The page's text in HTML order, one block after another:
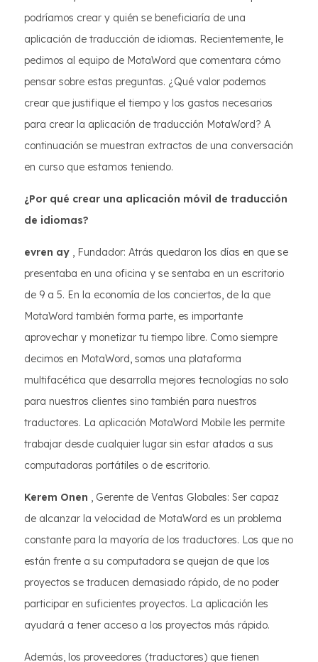
podríamos crear y quién se beneficiaría de una
aplicación de traducción de idiomas. Recientemente, le
pedimos al equipo de MotaWord que comentara cómo
pensar sobre estas preguntas. ¿Qué valor podemos
crear que justifique el tiempo y los gastos necesarios
para crear la aplicación de traducción MotaWord? A
continuación se muestran extractos de una conversación
en curso que estamos teniendo.
¿Por qué crear una aplicación móvil de traducción
de idiomas?
evren ay , Fundador: Atrás quedaron los días en que se
presentaba en una oficina y se sentaba en un escritorio
de 9 a 5. En la economía de los conciertos, de la que
MotaWord también forma parte, es importante
aprovechar y monetizar tu tiempo libre. Como siempre
decimos en MotaWord, somos una plataforma
multifacética que desarrolla mejores tecnologías no solo
para nuestros clientes sino también para nuestros
traductores. La aplicación MotaWord Mobile les permite
trabajar desde cualquier lugar sin estar atados a sus
computadoras portátiles o de escritorio.
Kerem Onen , Gerente de Ventas Globales: Ser capaz
de alcanzar la velocidad de MotaWord es un problema
constante para la mayoría de los traductores. Los que no
están frente a su computadora se quejan de que los
proyectos se traducen demasiado rápido, de no poder
participar en suficientes proyectos. La aplicación les
ayudará a tener acceso a los proyectos más rápido.
Además, los proveedores (traductores) que tienen